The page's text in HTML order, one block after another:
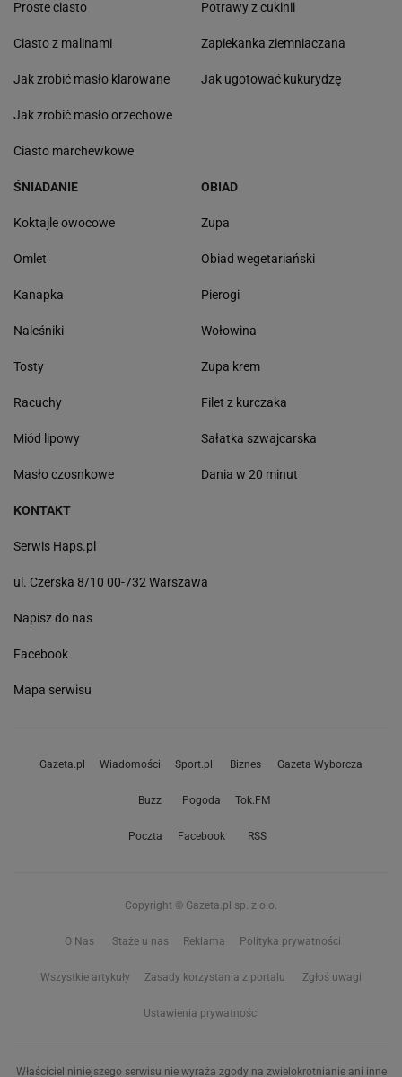
Proste ciasto
Ciasto z malinami
Jak zrobić masło klarowane
Jak zrobić masło orzechowe
Ciasto marchewkowe
Potrawy z cukinii
Zapiekanka ziemniaczana
Jak ugotować kukurydzę
ŚNIADANIE
Koktajle owocowe
Omlet
Kanapka
Naleśniki
Tosty
Racuchy
Miód lipowy
Masło czosnkowe
OBIAD
Zupa
Obiad wegetariański
Pierogi
Wołowina
Zupa krem
Filet z kurczaka
Sałatka szwajcarska
Dania w 20 minut
KONTAKT
Serwis Haps.pl
ul. Czerska 8/10 00-732 Warszawa
Napisz do nas
Facebook
Mapa serwisu
Gazeta.pl Wiadomości Sport.pl Biznes Gazeta Wyborcza
Buzz Pogoda Tok.FM
Poczta Facebook RSS
Copyright © Gazeta.pl sp. z o.o.
O Nas Staże u nas Reklama Polityka prywatności
Wszystkie artykuły Zasady korzystania z portalu Zgłoś uwagi
Ustawienia prywatności
Właściciel niniejszego serwisu nie wyraża zgody na zwielokrotnianie ani inne